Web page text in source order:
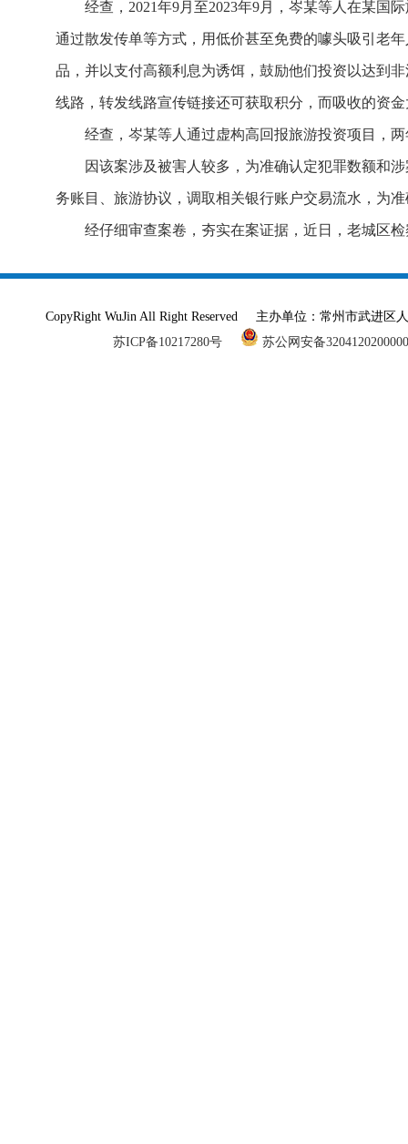
经查，2021年9月至2023年9月，岑某等人在某国
通过散发传单等方式，用低价甚至免费的噱头吸引老
品，并以支付高额利息为诱饵，鼓励他们投资以达到
线路，转发线路宣传链接还可获取积分，而吸收的资
经查，岑某等人通过虚构高回报旅游投资项目，
因该案涉及被害人较多，为准确认定犯罪数额和
务账目、旅游协议，调取相关银行账户交易流水，为
经仔细审查案卷，夯实在案证据，近日，老城区
CopyRight WuJin All Right Reserved 主办单位：常州市武进
苏ICP备10217280号
苏公网安备